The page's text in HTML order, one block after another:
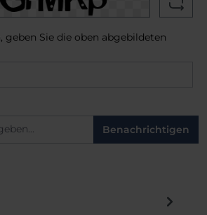
geben Sie die oben abgebildeten
Benachrichtigen